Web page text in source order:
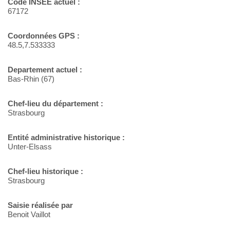
Code INSEE actuel :
67172
Coordonnées GPS :
48.5,7.533333
Departement actuel :
Bas-Rhin (67)
Chef-lieu du département :
Strasbourg
Entité administrative historique :
Unter-Elsass
Chef-lieu historique :
Strasbourg
Saisie réalisée par
Benoit Vaillot